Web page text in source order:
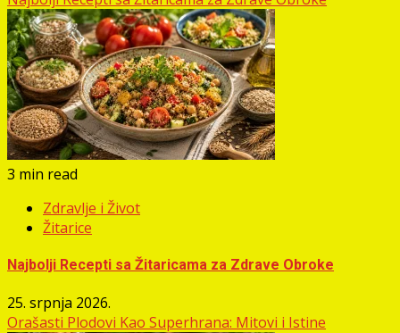
3 min read
Zdravlje i Život
Žitarice
Najbolji Recepti sa Žitaricama za Zdrave Obroke
25. srpnja 2026.
Orašasti Plodovi Kao Superhrana: Mitovi i Istine